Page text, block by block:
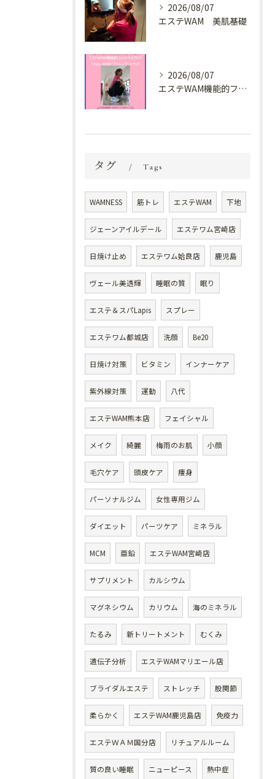
2026/08/07
エステWAM 美肌基礎
2026/08/07
エステWAM機能的フィットネスブログ ^FULL ROM^フルレンジ・メソッド
タグ Tags
WAMNESS 筋トレ エステWAM 下地
ジェーンアイルデール エステワム宮崎店
日焼け止め エステワム姶良店 鹿児島
ヴェール美透輝 睡眠の質 眠り
エステ＆スパLapis スプレー
エステワム都城店 洗顔 Be20
日焼け対策 ビタミン インナーケア
紫外線対策 運動 八代
エステWAM熊本店 フェイシャル
メイク 綺麗 梅雨のお肌 小顔
毛穴ケア 頭皮ケア 痩身
パーソナルジム 女性専用ジム
ダイエット パーツケア ミネラル
MCM 亜鉛 エステWAM宮崎店
サプリメント カルシウム
マグネシウム カリウム 海のミネラル
たるみ 新トリートメント むくみ
遺伝子分析 エステWAMマリエール店
ブライダルエステ ストレッチ 股関節
柔らかく エステWAM鹿児島店 免疫力
エステＷＡＭ国分店 リチュアルルーム
質の良い睡眠 ニューピース 熱中症